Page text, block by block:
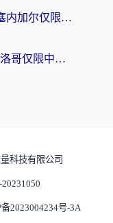
在海外看世界杯比利时 vs 塞内加尔仅限中国大陆？我找到了最流畅的中文解说之路
在国外看世界杯法国 VS 摩洛哥仅限中国大陆？海外党这样看中文解说赛事不卡顿
科技有限公司
2023004234号-3A